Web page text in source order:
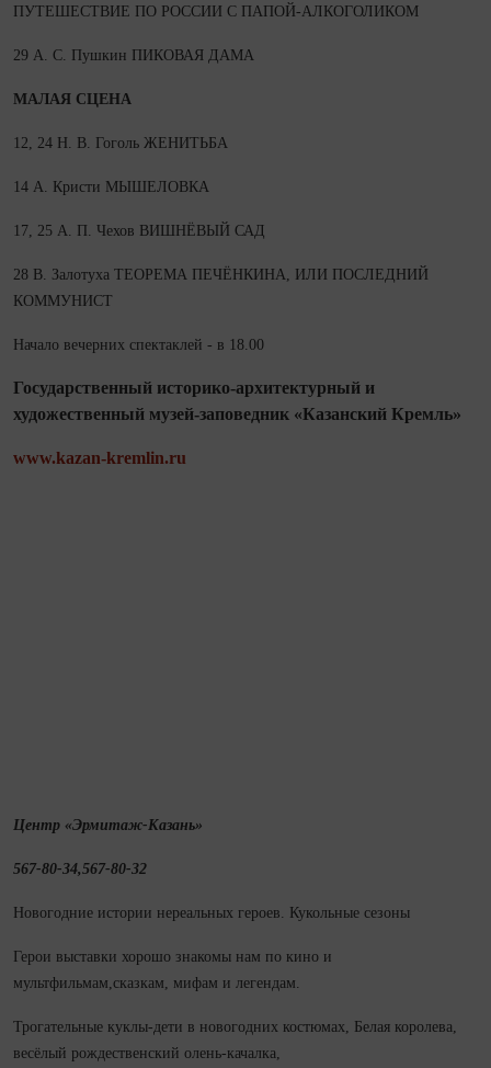
ПУТЕШЕСТВИЕ ПО РОССИИ С ПАПОЙ‑АЛКОГОЛИКОМ
29 А. С. Пушкин ПИКОВАЯ ДАМА
МАЛАЯ СЦЕНА
12, 24 Н. В. Гоголь ЖЕНИТЬБА
14 А. Кристи МЫШЕЛОВКА
17, 25 А. П. Чехов ВИШНЁВЫЙ САД
28 В. Залотуха ТЕОРЕМА ПЕЧЁНКИНА, ИЛИ ПОСЛЕДНИЙ
КОММУНИСТ
Начало вечерних спектаклей - в 18.00
Государственный историко-архитектурный и
художественный музей-заповедник «Казанский Кремль»
www.kazan-kremlin.ru
Центр «Эрмитаж‑Казань»
567‑80‑34,567‑80‑32
Новогодние истории нереальных героев. Кукольные сезоны
Герои выставки хорошо знакомы нам по кино и
мультфильмам,сказкам, мифам и легендам.
Трогательные куклы‑дети в новогодних костюмах, Белая королева,
весёлый рождественский олень‑качалка,